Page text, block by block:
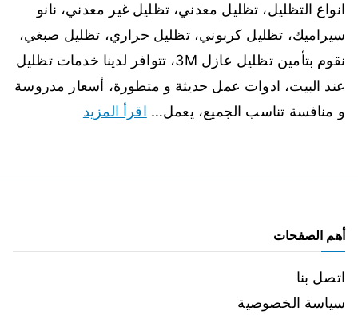
انواع التظليل، تظليل معدني، تظليل غير معدني، نانو
سيراميك، تظليل كربوني، تظليل حراري، تظليل صبغي،
نقوم بتأمين تظليل عازل 3M، تتوافر لدينا خدمات تظليل
عند البيت، ادوات عمل حديثة و متطورة، أسعار مدروسة
و منافسة تناسب الجميع، يعمل… اقرأ المزيد
أهم الصفحات
اتصل بنا
سياسة الخصوصية